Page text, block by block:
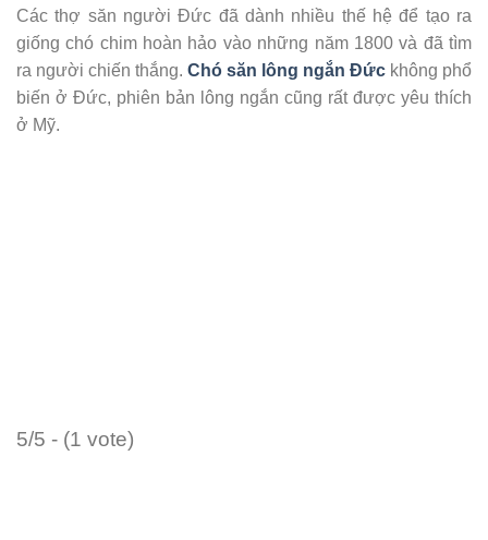
Các thợ săn người Đức đã dành nhiều thế hệ để tạo ra
giống chó chim hoàn hảo vào những năm 1800 và đã tìm
ra người chiến thắng. Chó săn lông ngắn Đức không phổ
biến ở Đức, phiên bản lông ngắn cũng rất được yêu thích
ở Mỹ.
5/5 - (1 vote)